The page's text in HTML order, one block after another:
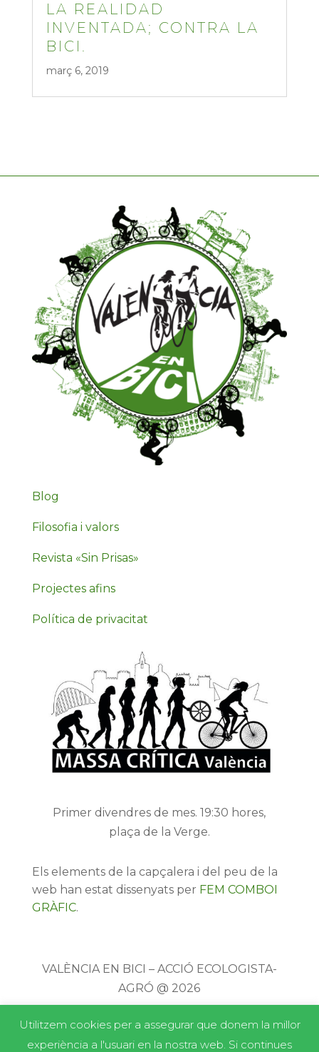
LA REALIDAD
INVENTADA; CONTRA LA
BICI.
març 6, 2019
Blog
Filosofia i valors
Revista «Sin Prisas»
Projectes afins
Política de privacitat
Primer divendres de mes. 19:30 hores,
plaça de la Verge.
Els elements de la capçalera i del peu de la
web han estat dissenyats per FEM COMBOI
GRÀFIC.
VALÈNCIA EN BICI – ACCIÓ ECOLOGISTA-
AGRÓ @ 2026
Utilitzem cookies per a assegurar que donem la millor
experiència a l'usuari en la nostra web. Si continues